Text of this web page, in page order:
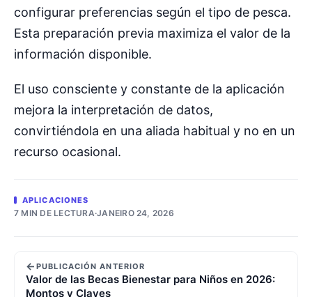
configurar preferencias según el tipo de pesca.
Esta preparación previa maximiza el valor de la
información disponible.
El uso consciente y constante de la aplicación
mejora la interpretación de datos,
convirtiéndola en una aliada habitual y no en un
recurso ocasional.
APLICACIONES
7 MIN DE LECTURA·JANEIRO 24, 2026
←PUBLICACIÓN ANTERIOR
Valor de las Becas Bienestar para Niños en 2026:
Montos y Claves